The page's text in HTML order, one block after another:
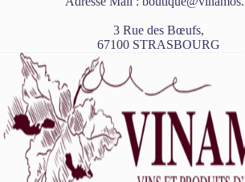
3 Rue des Bœufs,
67100 STRASBOURG